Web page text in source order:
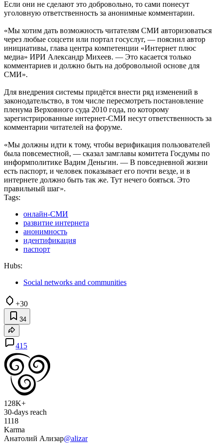
Если они не сделают это добровольно, то сами понесут
уголовную ответственность за анонимные комментарии.
«Мы хотим дать возможность читателям СМИ авторизоваться
через любые соцсети или портал госуслуг, — пояснил автор
инициативы, глава центра компетенции «Интернет плюс
медиа» ИРИ Александр Михеев. — Это касается только
комментариев и должно быть на добровольной основе для
СМИ».
Для внедрения системы придётся внести ряд изменений в
законодательство, в том числе пересмотреть постановление
пленума Верховного суда 2010 года, по которому
зарегистрированные интернет-СМИ несут ответственность за
комментарии читателей на форуме.
«Мы должны идти к тому, чтобы верификация пользователей
была повсеместной, — сказал замглавы комитета Госдумы по
информполитике Вадим Деньгин. — В повседневной жизни
есть паспорт, и человек показывает его почти везде, и в
интернете должно быть так же. Тут нечего бояться. Это
правильный шаг».
Tags:
онлайн-СМИ
развитие интернета
анонимность
идентификация
паспорт
Hubs:
Social networks and communities
+30
34
415
128K+
30-days reach
1118
Karma
Анатолий Ализар@alizar